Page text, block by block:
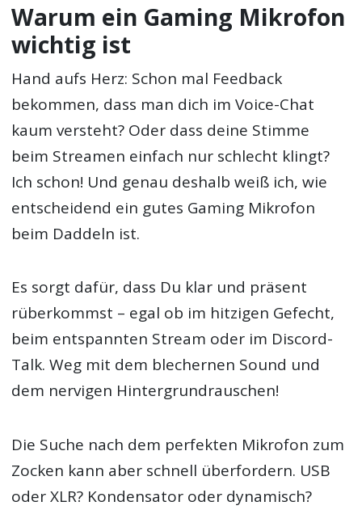
Warum ein Gaming Mikrofon
wichtig ist
Hand aufs Herz: Schon mal Feedback
bekommen, dass man dich im Voice-Chat
kaum versteht? Oder dass deine Stimme
beim Streamen einfach nur schlecht klingt?
Ich schon! Und genau deshalb weiß ich, wie
entscheidend ein gutes Gaming Mikrofon
beim Daddeln ist.
Es sorgt dafür, dass Du klar und präsent
rüberkommst – egal ob im hitzigen Gefecht,
beim entspannten Stream oder im Discord-
Talk. Weg mit dem blechernen Sound und
dem nervigen Hintergrundrauschen!
Die Suche nach dem perfekten Mikrofon zum
Zocken kann aber schnell überfordern. USB
oder XLR? Kondensator oder dynamisch?